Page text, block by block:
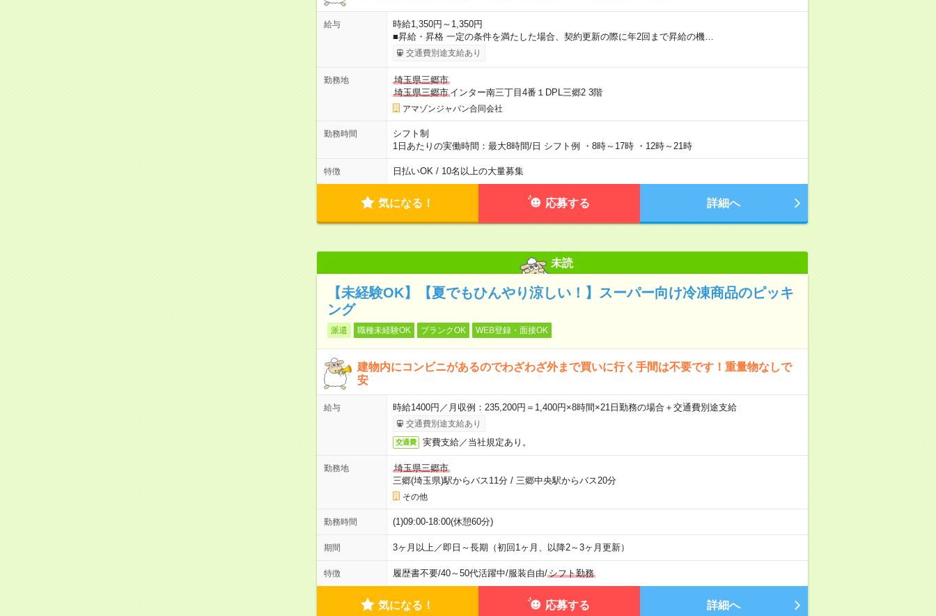
給与
時給1,350円～1,350円
■昇給・昇格 一定の条件を満たした場合、契約更新の際に年2回まで昇給の機…
交通費別途支給あり
勤務地
埼玉県三郷市
埼玉県三郷市インター南三丁目4番１DPL三郷2 3階
アマゾンジャパン合同会社
勤務時間
シフト制
1日あたりの実働時間：最大8時間/日 シフト例 ・8時～17時 ・12時～21時
特徴 日払いOK / 10名以上の大量募集
気になる！ 応募する 詳細へ
未読
【未経験OK】【夏でもひんやり涼しい！】スーパー向け冷凍商品のピッキ
ング
派遣 職種未経験OK ブランクOK WEB登録・面接OK
建物内にコンビニがあるのでわざわざ外まで買いに行く手間は不要です！重量物なしで
安
給与 時給1400円／月収例：235,200円＝1,400円×8時間×21日勤務の場合＋交通費別途支給
交通費別途支給あり
交通費 実費支給／当社規定あり。
勤務地
埼玉県三郷市
三郷(埼玉県)駅からバス11分/ 三郷中央駅からバス20分
その他
勤務時間 (1)09:00-18:00(休憩60分)
期間 3ヶ月以上／即日～長期（初回1ヶ月、以降2～3ヶ月更新）
特徴 履歴書不要/40～50代活躍中/服装自由/シフト勤務
気になる！ 応募する 詳細へ